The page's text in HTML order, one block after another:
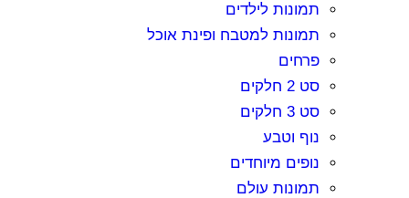
תמונות לילדים
תמונות למטבח ופינת אוכל
פרחים
נוף וטבע
נופים מיוחדים
תמונות עולם